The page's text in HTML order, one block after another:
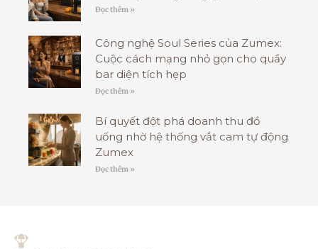
Đọc thêm »
Công nghệ Soul Series của Zumex:
Cuộc cách mạng nhỏ gọn cho quầy
bar diện tích hẹp
Đọc thêm »
Bí quyết đột phá doanh thu đồ
uống nhờ hệ thống vắt cam tự động
Zumex
Đọc thêm »